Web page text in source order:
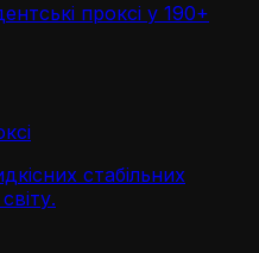
проксі у 190+
стабільних